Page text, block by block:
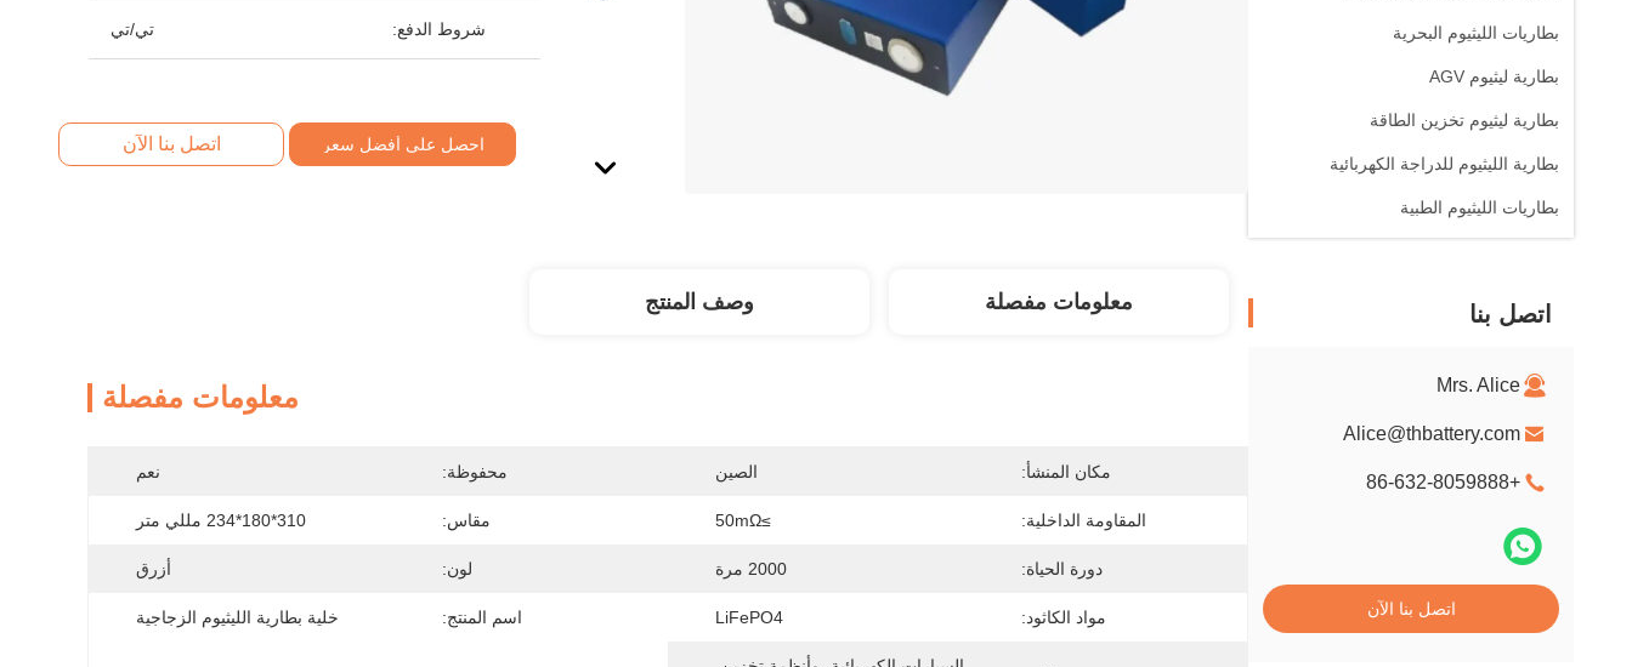
بطاريات الليثيوم البحرية
بطارية ليثيوم AGV
بطارية ليثيوم تخزين الطاقة
بطارية الليثيوم للدراجة الكهربائية
بطاريات الليثيوم الطبية
اتصل بنا
Mrs. Alice
Alice@thbattery.com
+86-632-8059888
اتصل بنا الآن
شروط الدفع: تي/تي
احصل على أفضل سعر اتصل بنا الآن
معلومات مفصلة وصف المنتج
معلومات مفصلة
مكان المنشأ: الصين محفوظة: نعم
المقاومة الداخلية: ≥50mΩ مقاس: 310*180*234 مللي متر
دورة الحياة: 2000 مرة لون: أزرق
مواد الكاثود: LiFePO4 اسم المنتج: خلية بطارية الليثيوم الزجاجية